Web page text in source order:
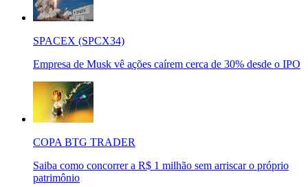
SPACEX (SPCX34)
Empresa de Musk vê ações caírem cerca de 30% desde o IPO
COPA BTG TRADER
Saiba como concorrer a R$ 1 milhão sem arriscar o próprio
patrimônio